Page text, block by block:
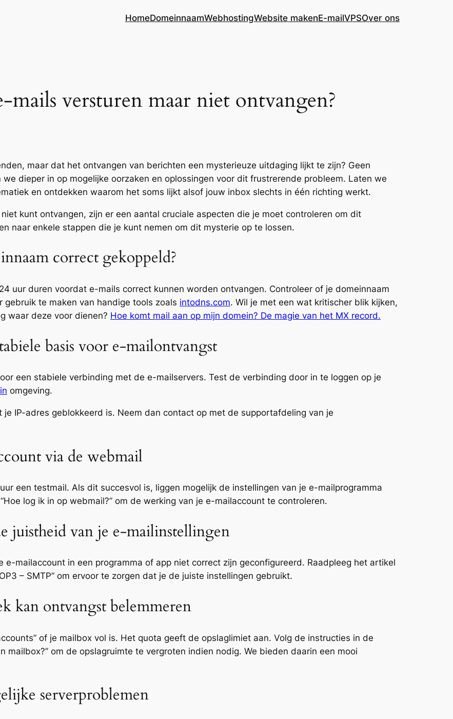
HomeDomeinnaamWebhostingWebsite makenE-mailVPSOver ons
versturen maar niet ontvangen?
maar dat het ontvangen van berichten een mysterieuze uitdaging lijkt te zijn? Geen
dieper in op mogelijke oorzaken en oplossingen voor dit frustrerende probleem. Laten we
en ontdekken waarom het soms lijkt alsof jouw inbox slechts in één richting werkt.
kunt ontvangen, zijn er een aantal cruciale aspecten die je moet controleren om dit
naar enkele stappen die je kunt nemen om dit mysterie op te lossen.
correct gekoppeld?
uur duren voordat e-mails correct kunnen worden ontvangen. Controleer of je domeinnaam
te maken van handige tools zoals intodns.com. Wil je met een wat kritischer blik kijken,
waar deze voor dienen? Hoe komt mail aan op mijn domein? De magie van het MX record.
basis voor e-mailontvangst
een stabiele verbinding met de e-mailservers. Test de verbinding door in te loggen op je
omgeving.
IP-adres geblokkeerd is. Neem dan contact op met de supportafdeling van je
via de webmail
een testmail. Als dit succesvol is, liggen mogelijk de instellingen van je e-mailprogramma
log ik in op webmail?” om de werking van je e-mailaccount te controleren.
juistheid van je e-mailinstellingen
e-mailaccount in een programma of app niet correct zijn geconfigureerd. Raadpleeg het artikel
– SMTP” om ervoor te zorgen dat je de juiste instellingen gebruikt.
kan ontvangst belemmeren
of je mailbox vol is. Het quota geeft de opslaglimiet aan. Volg de instructies in de
mailbox?” om de opslagruimte te vergroten indien nodig. We bieden daarin een mooi
serverproblemen